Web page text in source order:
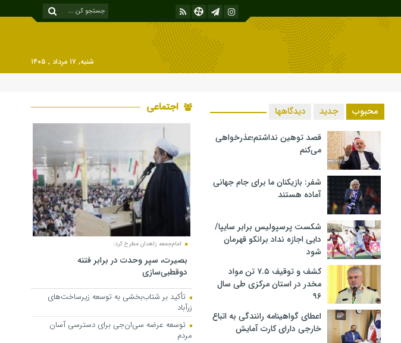
شنبه, ۱۷ مرداد , ۱۴۰۵
محبوب جدید دیدگاهها
قصد توهین نداشتم؛عذرخواهی
می‌کنم
شفر: بازیکنان ما برای جام جهانی
آماده هستند
شکست پرسپولیس برابر سایپا/
دایی اجازه نداد برانکو قهرمان
شود
کشف و توقیف ۷.۵ تن مواد
مخدر در استان مرکزی طی سال
۹۶
اعطای گواهینامه رانندگی به اتباع
خارجی دارای کارت آمایش
اجتماعی
امام‌جمعه زاهدان مطرح کرد:
بصیرت، سپر وحدت در برابر فتنه
دوقطبی‌سازی
تأکید بر شتاب‌بخشی به توسعه زیرساخت‌های
زرآباد
توسعه عرضه سی‌ان‌جی برای دسترسی آسان
مردم